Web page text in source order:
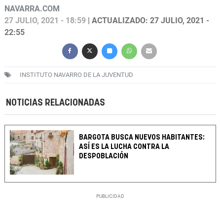
NAVARRA.COM
27 JULIO, 2021 - 18:59 | ACTUALIZADO: 27 JULIO, 2021 -
22:55
INSTITUTO NAVARRO DE LA JUVENTUD
NOTICIAS RELACIONADAS
BARGOTA BUSCA NUEVOS HABITANTES:
ASÍ ES LA LUCHA CONTRA LA
DESPOBLACIÓN